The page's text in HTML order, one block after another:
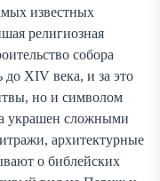
известных
религиозная
собора
до XIV века, и за это
но и символом
украшен сложными
архитектурные
о библейских